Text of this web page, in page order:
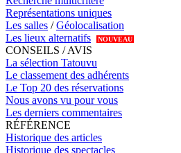
Représentations uniques
Les salles /Géolocalisation
Les lieux alternatifs
NOUVEAU
CONSEILS / AVIS
La sélection Tatouvu
Le classement des adhérents
Le Top 20 des réservations
Nous avons vu pour vous
Les derniers commentaires
RÉFÉRENCE
Historique des articles
Historique des spectacles